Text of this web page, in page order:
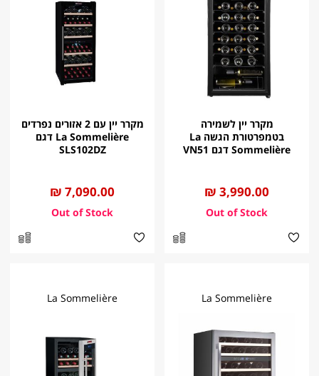
מקרר יין לשמירה
בטמפרטורת הגשה La
Sommelière דגם VN51
החל
מ
3,990.00 ₪
מקרר יין עם 2 אזורים נפרדים
La Sommelière דגם
SLS102DZ
החל
מ
7,090.00 ₪
La Sommelière
La Sommelière